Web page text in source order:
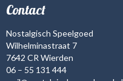
Contact
Nostalgisch Speelgoed
Wilhelminastraat 7
7642 CR Wierden
06 – 55 131 444